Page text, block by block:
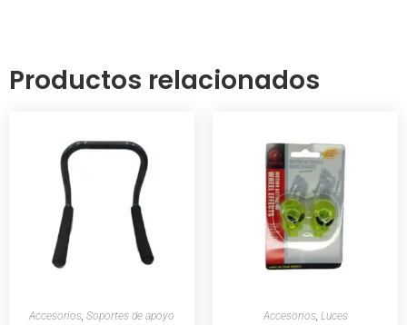
Productos relacionados
Accesorios, Soportes de apoyo Accesorios, Luces